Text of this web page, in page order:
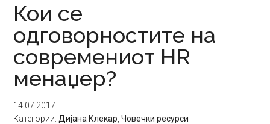
Кои се
одговорностите на
современиот HR
менаџер?
14.07.2017
Категории: Дијана Клекар ,Човечки ресурси